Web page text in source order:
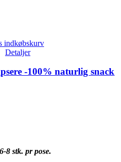
indkøbskurv
Detaljer
-100% naturlig snack
8 stk. pr pose.